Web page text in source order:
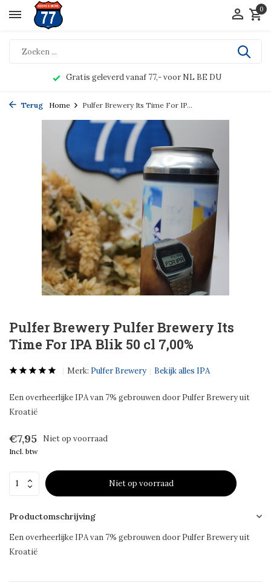
0
Gratis geleverd vanaf 77,- voor NL BE DU
Terug Home Pulfer Brewery Its Time For IP...
Pulfer Brewery Pulfer Brewery Its
Time For IPA Blik 50 cl 7,00%
Merk: Pulfer Brewery Bekijk alles IPA
Een overheerlijke IPA van 7% gebrouwen door Pulfer Brewery uit
Kroatië
€7,95 Niet op voorraad
Incl. btw
Niet op voorraad
Productomschrijving
Een overheerlijke IPA van 7% gebrouwen door Pulfer Brewery uit
Kroatië